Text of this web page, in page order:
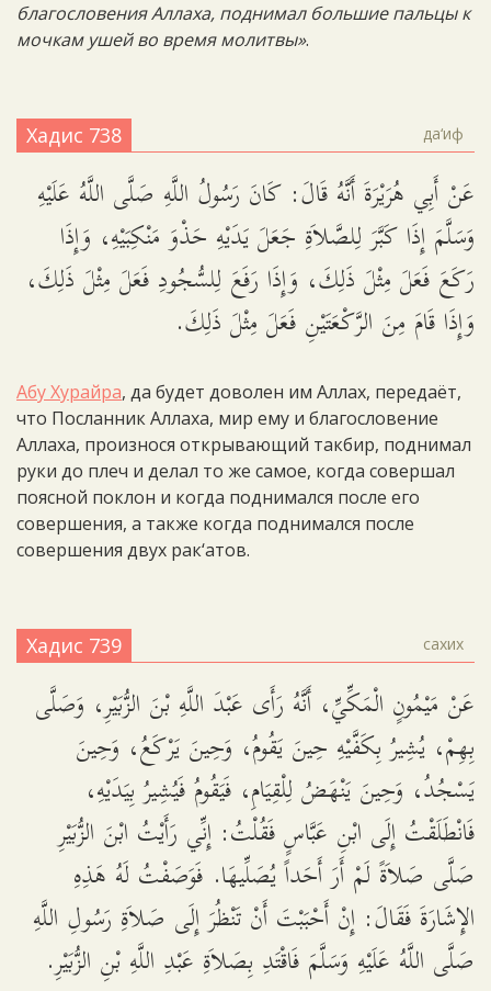
благословения Аллаха, поднимал большие пальцы к
мочкам ушей во время молитвы».
Хадис 738 да‘иф
عَنْ أَبِي هُرَيْرَةَ أَنَّهُ قَالَ: كَانَ رَسُولُ اللَّهِ صَلَّى اللَّهُ عَلَيْهِ
وَسَلَّمَ إِذَا كَبَّرَ لِلصَّلاَةِ جَعَلَ يَدَيْهِ حَذْوَ مَنْكِبَيْهِ، وَإِذَا
رَكَعَ فَعَلَ مِثْلَ ذَلِكَ، وَإِذَا رَفَعَ لِلسُّجُودِ فَعَلَ مِثْلَ ذَلِكَ،
وَإِذَا قَامَ مِنَ الرَّكْعَتَيْنِ فَعَلَ مِثْلَ ذَلِكَ.
Абу Хурайра, да будет доволен им Аллах, передаёт,
что Посланник Аллаха, мир ему и благословение
Аллаха, произнося открывающий такбир, поднимал
руки до плеч и делал то же самое, когда совершал
поясной поклон и когда поднимался после его
совершения, а также когда поднимался после
совершения двух рак‘атов.
Хадис 739 сахих
عَنْ مَيْمُونٍ الْمَكِّيِّ، أَنَّهُ رَأَى عَبْدَ اللَّهِ بْنَ الزُّبَيْرِ، وَصَلَّى
بِهِمْ، يُشِيرُ بِكَفَّيْهِ حِينَ يَقُومُ، وَحِينَ يَرْكَعُ، وَحِينَ
يَسْجُدُ، وَحِينَ يَنْهَضُ لِلْقِيَامِ، فَيَقُومُ فَيُشِيرُ بِيَدَيْهِ،
فَانْطَلَقْتُ إِلَى ابْنِ عَبَّاسٍ فَقُلْتُ: إِنِّي رَأَيْتُ ابْنَ الزُّبَيْرِ
صَلَّى صَلاَةً لَمْ أَرَ أَحَداً يُصَلِّيهَا. فَوَصَفْتُ لَهُ هَذِهِ
الإِشَارَةَ فَقَالَ: إِنْ أَحْبَبْتَ أَنْ تَنْظُرَ إِلَى صَلاَةِ رَسُولِ اللَّهِ
صَلَّى اللَّهُ عَلَيْهِ وَسَلَّمَ فَاقْتَدِ بِصَلاَةِ عَبْدِ اللَّهِ بْنِ الزُّبَيْرِ.